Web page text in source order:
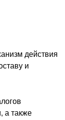
действия
и
а также